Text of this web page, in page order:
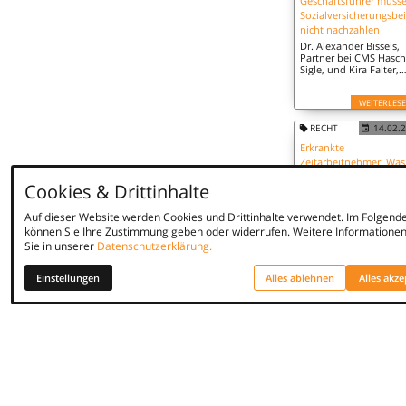
nicht nachzahlen
Dr. Alexander Bissels,
Partner bei CMS
Sigle, und Kira Falter,
Hasche Sigle,
über ein neues Urteil
sogenannten "CGZP-
Bereits 2016 hat Dr.
Bissels für den
Geschäftsführer eines…
RECHT
Erkrankte
Zeitarbeitnehmer: Was
Dr. Alexander Bissels,
Partner bei CMS
Fachanwältin für
Arbeitsrecht bei CMS
Hasche Sigle, arbeiten
Rechte und Pflichten
Cookies & Drittinhalte
Auf dieser Website werden Cookies und Drittinhalte verwendet. Im
können Sie Ihre Zustimmung geben oder widerrufen. Weitere
Sie in unserer Datenschutzerklärung.
Einstellungen Alles ablehnen Alles